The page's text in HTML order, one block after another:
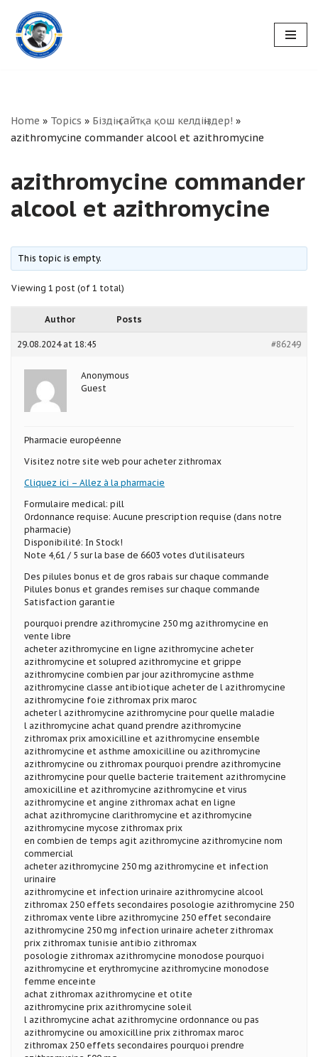
Skip
to
Home » Topics » Біздің сайтқа қош келдіңіздер! »
azithromycine commander alcool et azithromycine
azithromycine commander
alcool et azithromycine
This topic is empty.
Viewing 1 post (of 1 total)
Author Posts
29.08.2024 at 18:45 #86249
Anonymous
Guest
Pharmacie européenne
Visitez notre site web pour acheter zithromax
Cliquez ici – Allez à la pharmacie
Formulaire medical: pill
Ordonnance requise: Aucune prescription requise (dans notre
pharmacie)
Disponibilité: In Stock!
Note 4,61 / 5 sur la base de 6603 votes d’utilisateurs
Des pilules bonus et de gros rabais sur chaque commande
Pilules bonus et grandes remises sur chaque commande
Satisfaction garantie
pourquoi prendre azithromycine 250 mg azithromycine en
vente libre
acheter azithromycine en ligne azithromycine acheter
azithromycine et solupred azithromycine et grippe
azithromycine combien par jour azithromycine asthme
azithromycine classe antibiotique acheter de l azithromycine
azithromycine foie zithromax prix maroc
acheter l azithromycine azithromycine pour quelle maladie
l azithromycine achat quand prendre azithromycine
zithromax prix amoxicilline et azithromycine ensemble
azithromycine et asthme amoxicilline ou azithromycine
azithromycine ou zithromax pourquoi prendre azithromycine
azithromycine pour quelle bacterie traitement azithromycine
amoxicilline et azithromycine azithromycine et virus
azithromycine et angine zithromax achat en ligne
achat azithromycine clarithromycine et azithromycine
azithromycine mycose zithromax prix
en combien de temps agit azithromycine azithromycine nom
commercial
acheter azithromycine 250 mg azithromycine et infection
urinaire
azithromycine et infection urinaire azithromycine alcool
zithromax 250 effets secondaires posologie azithromycine 250
zithromax vente libre azithromycine 250 effet secondaire
azithromycine 250 mg infection urinaire acheter zithromax
prix zithromax tunisie antibio zithromax
posologie zithromax azithromycine monodose pourquoi
azithromycine et erythromycine azithromycine monodose
femme enceinte
achat zithromax azithromycine et otite
azithromycine prix azithromycine soleil
l azithromycine achat azithromycine ordonnance ou pas
azithromycine ou amoxicilline prix zithromax maroc
zithromax 250 effets secondaires pourquoi prendre